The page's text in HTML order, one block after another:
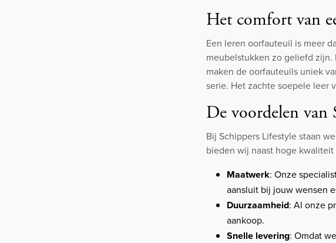
Het comfort van
Een leren oorfauteuil is meer
meubelstukken zo geliefd
maken de oorfauteuils uniek
serie. Het zachte soepele leer
De voordelen van
Bij Schippers Lifestyle staan
bieden wij naast hoge
Maatwerk: Onze
aansluit bij jouw wensen
Duurzaamheid: Al onze
aankoop.
Snelle levering: Omdat